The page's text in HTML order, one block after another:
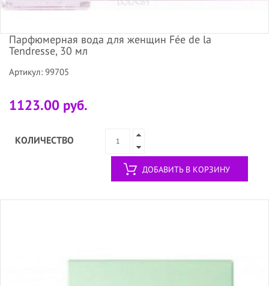
Парфюмерная вода для женщин Fée de la
Tendresse, 30 мл
Артикул: 99705
1123.00 руб.
КОЛИЧЕСТВО
ДОБАВИТЬ В КОРЗИНУ